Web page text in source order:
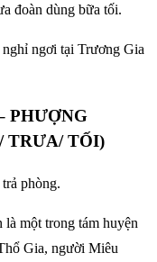
đoàn dùng bữa tối.
nghỉ ngơi tại Trương Gia
PHƯỢNG
TRƯA/ TỐI)
phòng.
một trong tám huyện
Gia, người Miêu